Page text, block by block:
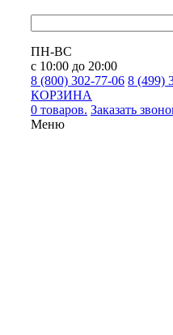
ПН-ВС
с 10:00 до 20:00
8 (800) 302-77-06 8 (499)
КОРЗИНА
0 товаров. Заказать
Меню